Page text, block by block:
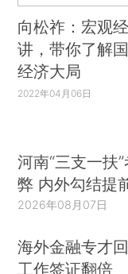
向松祚：宏观
讲，带你了解
经济大局
2022年04月06日
河南“三支一扶
弊 内外勾结提
2026年08月07日
海外金融专才
工作签证翻倍